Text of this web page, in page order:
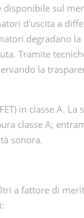
sul
d'uscita a
degradano
Tramite
la
in classe A. La
classe A;
sonora.
a fattore di